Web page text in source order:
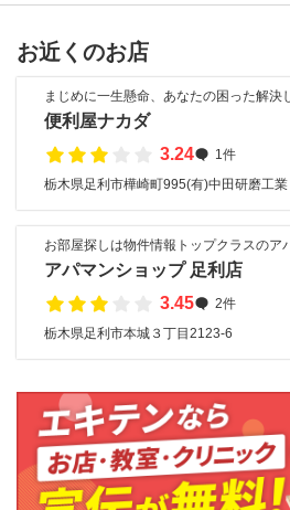
お近くのお店
まじめに一生懸命、あなたの困った解決
便利屋ナカダ
3.24
1件
栃木県足利市樺崎町995(有)中田研磨工
お部屋探しは物件情報トップクラスの
アパマンショップ 足利店
3.45
2件
栃木県足利市本城３丁目2123-6